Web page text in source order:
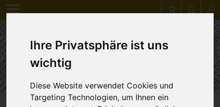
Ihre Privatsphäre ist uns
wichtig
Diese Website verwendet Cookies und
Targeting Technologien, um Ihnen ein
Ostern